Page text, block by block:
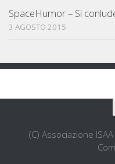
SpaceHumor – Si
3 AGOSTO 2015
(C) Associazione